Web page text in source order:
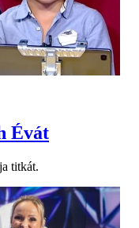
Évát
titkát.